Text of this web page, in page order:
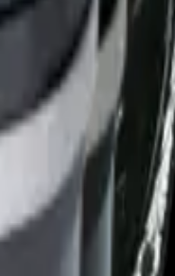
de enfriamiento, reduce